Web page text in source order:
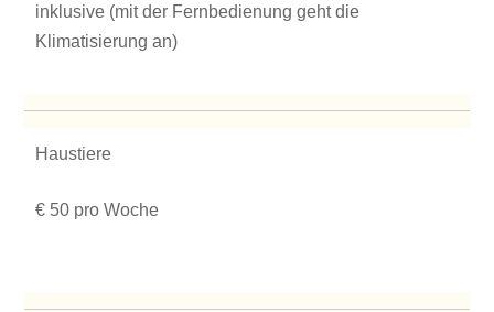
inklusive (mit der Fernbedienung geht die
Klimatisierung an)
Haustiere
€ 50 pro Woche